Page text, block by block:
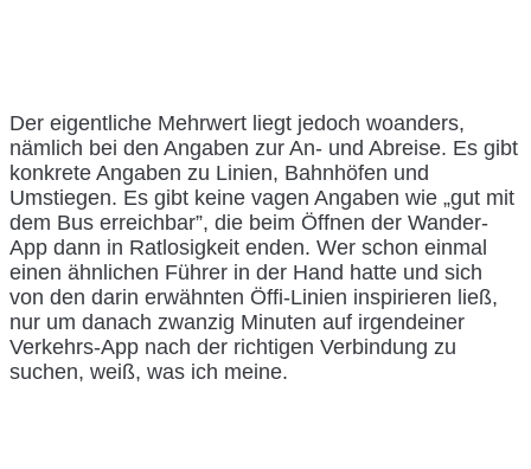
Der eigentliche Mehrwert liegt jedoch woanders,
nämlich bei den Angaben zur An- und Abreise. Es gibt
konkrete Angaben zu Linien, Bahnhöfen und
Umstiegen. Es gibt keine vagen Angaben wie „gut mit
dem Bus erreichbar”, die beim Öffnen der Wander-
App dann in Ratlosigkeit enden. Wer schon einmal
einen ähnlichen Führer in der Hand hatte und sich
von den darin erwähnten Öffi-Linien inspirieren ließ,
nur um danach zwanzig Minuten auf irgendeiner
Verkehrs-App nach der richtigen Verbindung zu
suchen, weiß, was ich meine.